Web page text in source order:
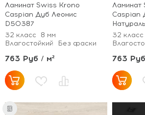
Ламинат Swiss Krono
Caspian Дуб Леонис
D50387
32 класс
8 мм
Влагостойкий
Без фаски
763 Руб / м²
Ламинат
Caspian
32 класс
763